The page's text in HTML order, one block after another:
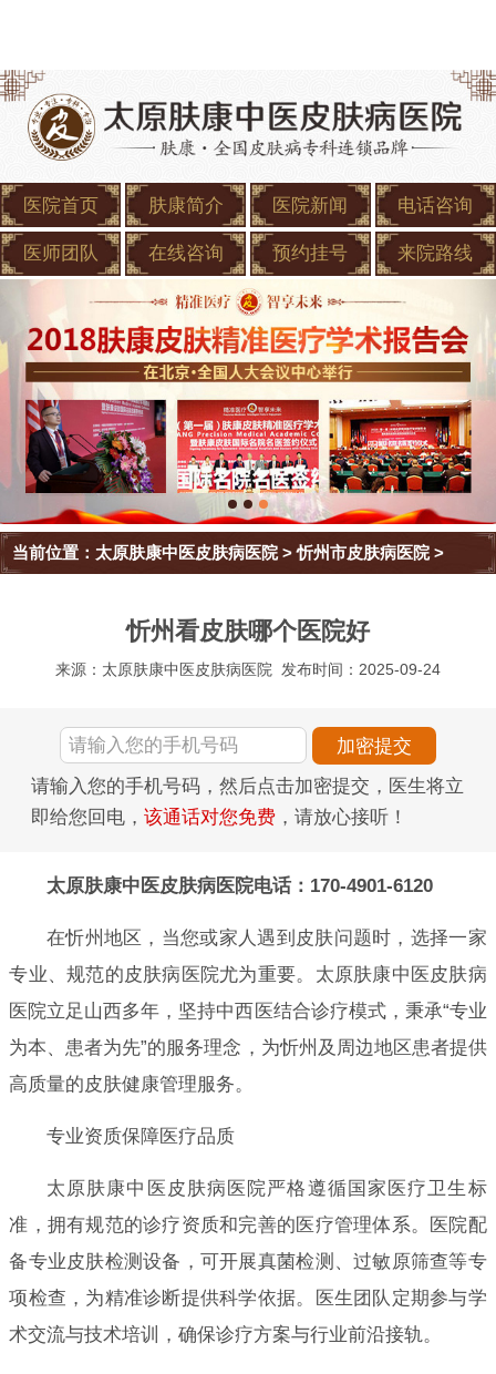
医院首页 肤康简介 医院新闻 电话咨询
医师团队 在线咨询 预约挂号 来院路线
当前位置： 太原肤康中医皮肤病医院>忻州市皮肤病医院>
忻州看皮肤哪个医院好
来源：太原肤康中医皮肤病医院 发布时间：2025-09-24
请输入您的手机号码，然后点击加密提交，医生将立
即给您回电， 该通话对您免费 ，请放心接听！
太原肤康中医皮肤病医院电话：170-4901-6120
在忻州地区，当您或家人遇到皮肤问题时，选择一家
专业、规范的皮肤病医院尤为重要。太原肤康中医皮肤病
医院立足山西多年，坚持中西医结合诊疗模式，秉承“专业
为本、患者为先”的服务理念，为忻州及周边地区患者提供
高质量的皮肤健康管理服务。
专业资质保障医疗品质
太原肤康中医皮肤病医院严格遵循国家医疗卫生标
准，拥有规范的诊疗资质和完善的医疗管理体系。医院配
备专业皮肤检测设备，可开展真菌检测、过敏原筛查等专
项检查，为精准诊断提供科学依据。医生团队定期参与学
术交流与技术培训，确保诊疗方案与行业前沿接轨。